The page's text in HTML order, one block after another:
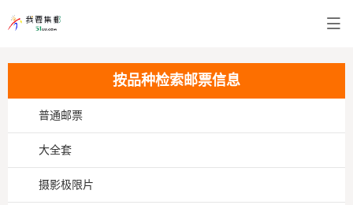
按品种检索邮票信息
普通邮票
大全套
摄影极限片